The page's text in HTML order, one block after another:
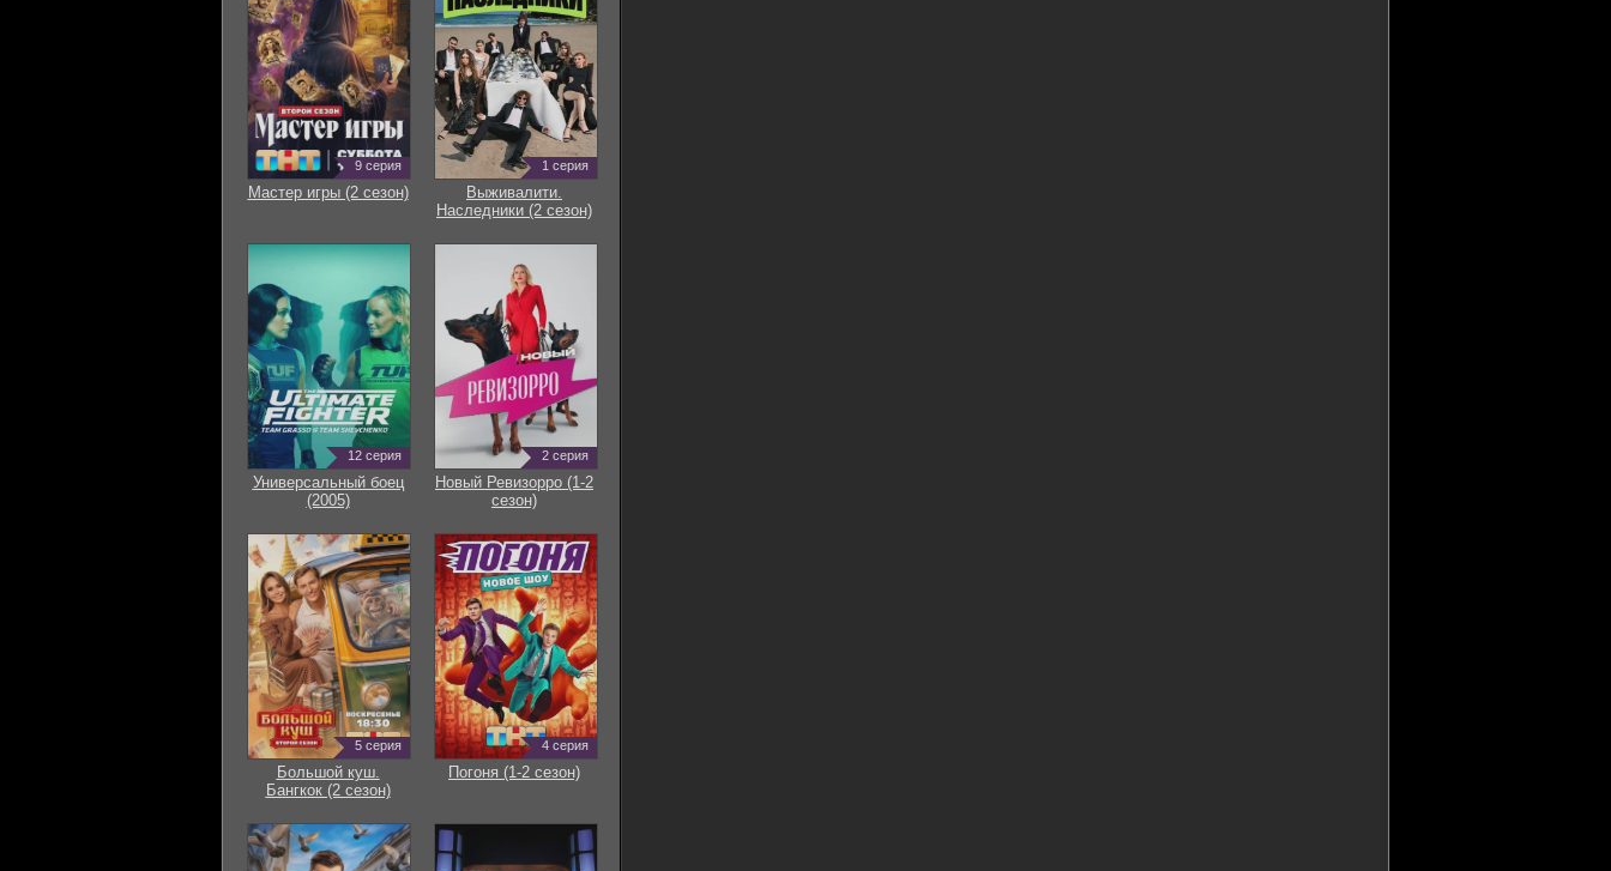
9 серия
Мастер игры (2 сезон)
1 серия
Выживалити.
Наследники (2 сезон)
12 серия
Универсальный боец
(2005)
2 серия
Новый Ревизорро (1-2
сезон)
5 серия
Большой куш.
Бангкок (2 сезон)
4 серия
Погоня (1-2 сезон)